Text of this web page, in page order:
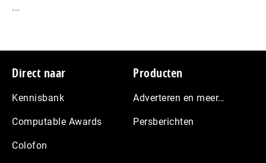
...
Footer
Direct naar
Kennisbank
Computable Awards
Colofon
Producten
Adverteren en meer…
Persberichten